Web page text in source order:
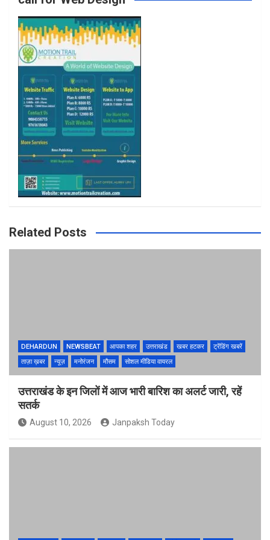
o
k
r
a
m
Related Posts
DEHARDUN NEWSBEAT आपका शहर उत्तराखंड खबर हटकर
ट्रेंडिंग खबरें
ताज़ा ख़बर
न्यूज़ मनोरंजन मौसम सोशल मीडिया वायरल
उत्तराखंड के इन जिलों में आज भारी बारिश का अलर्ट जारी, रहें
सतर्क
August 10, 2026 Janpaksh Today